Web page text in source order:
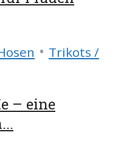
• Trikots /
– eine